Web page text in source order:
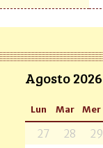
Agosto 2026
Lun Mar Mer
27 28 29